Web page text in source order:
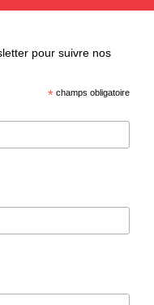
pour suivre nos
* champs obligatoire